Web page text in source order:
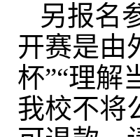
另报名
开赛是由
杯”“理解
我校不将